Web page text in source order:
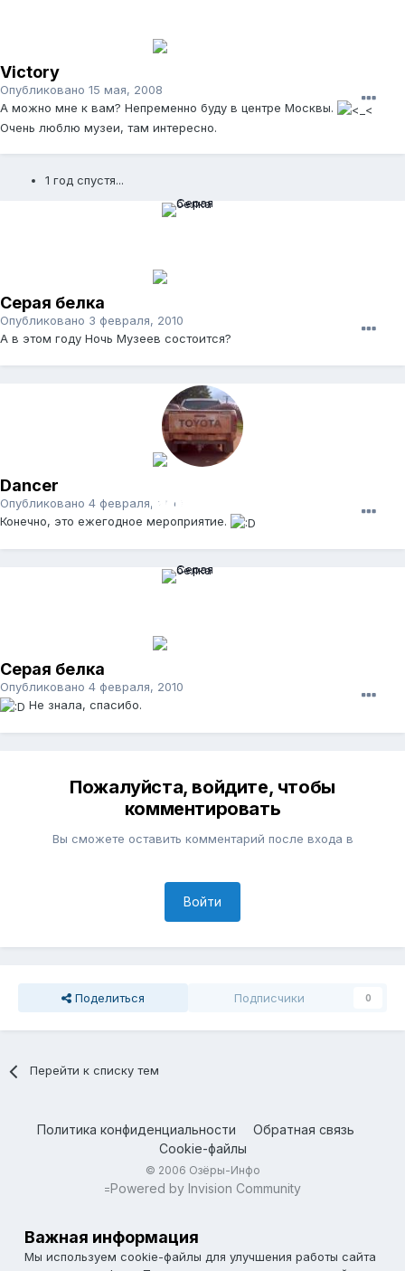
Victory
Опубликовано 15 мая, 2008
А можно мне к вам? Непременно буду в центре Москвы.
Очень люблю музеи, там интересно.
1 год спустя...
Серая белка
Опубликовано 3 февраля, 2010
А в этом году Ночь Музеев состоится?
Dancer
Опубликовано 4 февраля, 2010
Конечно, это ежегодное мероприятие.
Серая белка
Опубликовано 4 февраля, 2010
Не знала, спасибо.
Пожалуйста, войдите, чтобы
комментировать
Вы сможете оставить комментарий после входа в
Войти
Поделиться Подписчики 0
Перейти к списку тем
Политика конфиденциальности
Обратная связь
Cookie-файлы
© 2006 Озёры-Инфо
=Powered by Invision Community
Важная информация
Мы используем cookie-файлы для улучшения работы сайта